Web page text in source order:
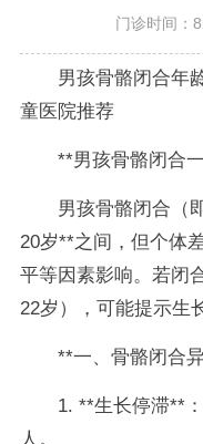
门诊时间：
男孩骨骼闭合年
童医院推荐
**男孩骨骼闭合
男孩骨骼闭合（
20岁**之间，但个体
平等因素影响。若闭
22岁），可能提示生
**一、骨骼闭合
1. **生长停滞**
人。